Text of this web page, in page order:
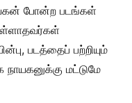
போன்ற படங்கள்
படத்தைப் பற்றியும்
நாயகனுக்கு மட்டுமே